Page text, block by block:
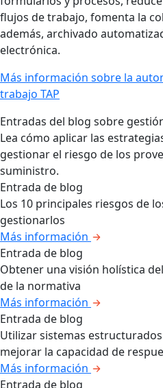
flujos de trabajo, fomenta la
además, archivado
electrónica.
Más información sobre la
trabajo TAP
Entradas del blog sobre
Lea cómo aplicar las
gestionar el riesgo de los
suministro.
Entrada de blog
Los 10 principales riesgos de
gestionarlos
Más información
Entrada de blog
Obtener una visión holística
de la normativa
Más información
Entrada de blog
Utilizar sistemas
mejorar la capacidad de
Más información
Entrada de blog